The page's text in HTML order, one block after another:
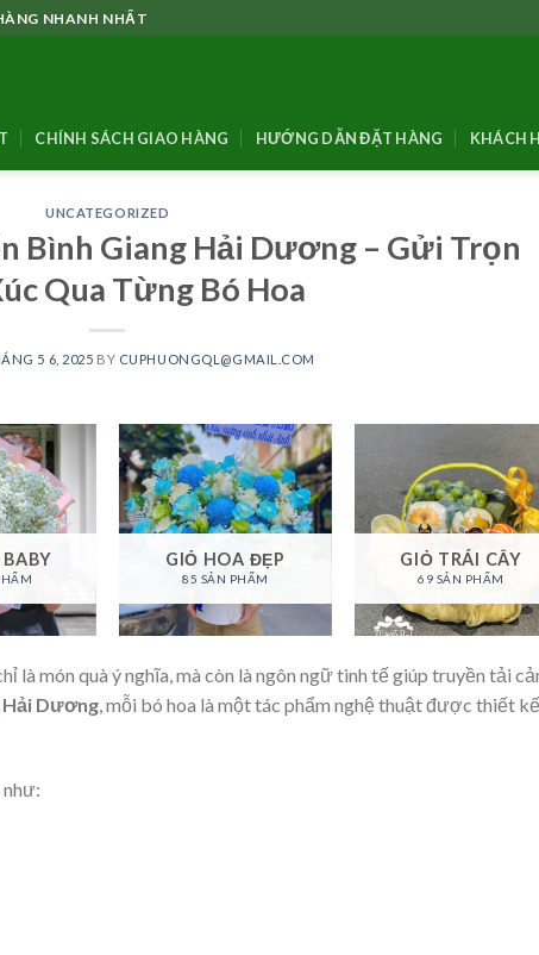
NHANH NHẤT
CHÍNH SÁCH GIAO HÀNG HƯỚNG DẪN ĐẶT HÀNG KHÁCH
UNCATEGORIZED
Bình Giang Hải Dương – Gửi Trọn
Qua Từng Bó Hoa
5 6, 2025 BY CUPHUONGQL@GMAIL.COM
GIỎ HOA ĐẸP
85 SẢN PHẨM
GIỎ TRÁI CÂY
69 SẢN PHẨM
là món quà ý nghĩa, mà còn là ngôn ngữ tinh tế giúp truyền tải
Hải Dương , mỗi bó hoa là một tác phẩm nghệ thuật được thiết kế
như: